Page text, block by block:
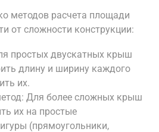
методов расчета площади
от сложности конструкции:
простых двускатных крыш
длину и ширину каждого
их.
Для более сложных крыш
их на простые
(прямоугольники,